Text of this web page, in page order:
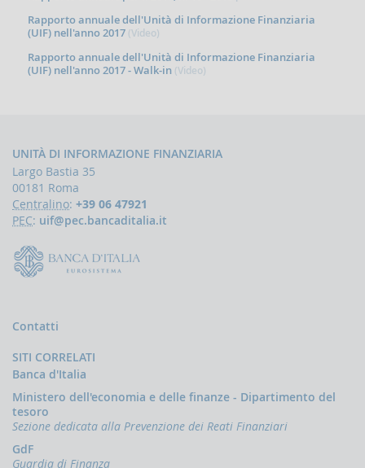
Rapporto annuale dell'Unità di Informazione Finanziaria
(UIF) nell'anno 2017 (Video)
Rapporto annuale dell'Unità di Informazione Finanziaria
(UIF) nell'anno 2017 - Walk-in (Video)
UNITÀ DI INFORMAZIONE FINANZIARIA
Largo Bastia 35
00181 Roma
Centralino: +39 06 47921
PEC: uif@pec.bancaditalia.it
Contatti
SITI CORRELATI
Banca d'Italia
Ministero dell'economia e delle finanze - Dipartimento del
tesoro
Sezione dedicata alla Prevenzione dei Reati Finanziari
GdF
Guardia di Finanza